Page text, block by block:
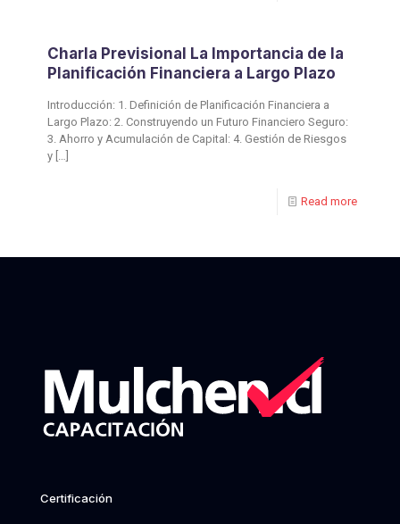
Charla Previsional La Importancia de la
Planificación Financiera a Largo Plazo
Introducción: 1. Definición de Planificación Financiera a
Largo Plazo: 2. Construyendo un Futuro Financiero Seguro:
3. Ahorro y Acumulación de Capital: 4. Gestión de Riesgos
y
Read more
Certificación